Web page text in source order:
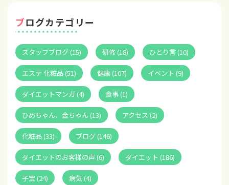
ブログカテゴリー
スタッフブログ (15) 研修 (18) ひとり言 (10)
エステ 化粧品 (51) 健康 (107) イベント (9)
ダイエットマンガ (4) 食事 (1)
ひめちゃん、金ちゃん (13) アクセス (2)
化粧品 (33) ブログ (146)
ダイエットのお客様の声 (6) ダイエット (186)
子宝 (24) 病気 (4)